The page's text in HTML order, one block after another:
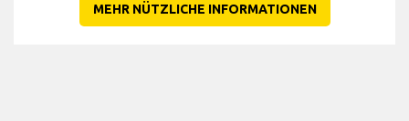
MEHR NÜTZLICHE INFORMATIONEN